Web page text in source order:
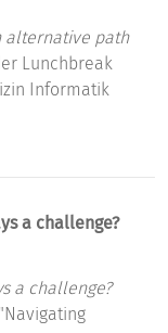
alternative path
Lunchbreak
Informatik
a challenge?
a challenge?